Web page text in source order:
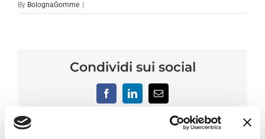
By BolognaGomme
Condividi sui social
FacebookLinkedInEmail